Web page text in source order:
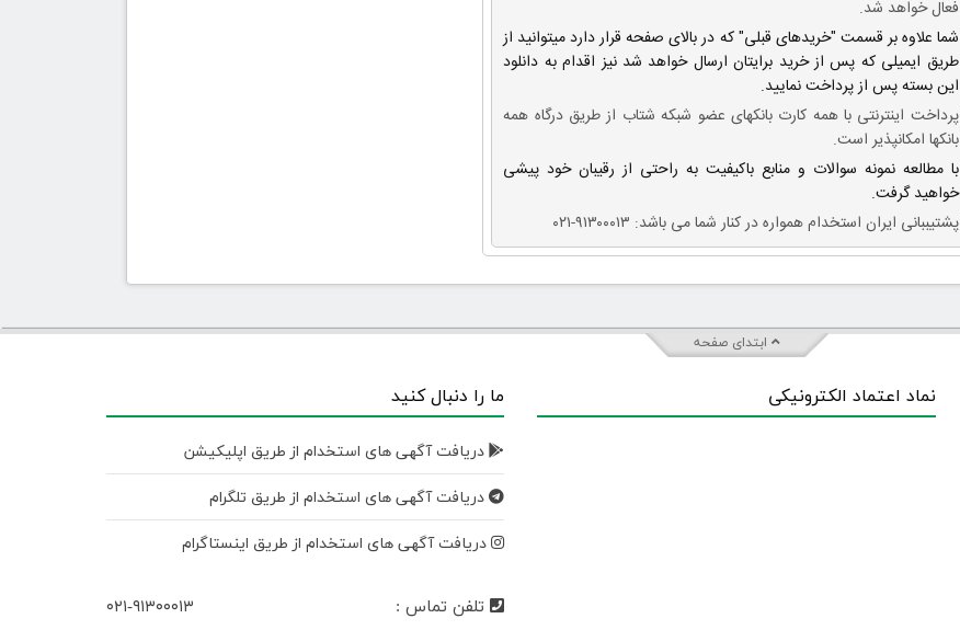
فعال خواهد شد.
شما علاوه بر قسمت "خریدهای قبلی" که در بالای صفحه قرار دارد میتوانید از
طریق ایمیلی که پس از خرید برایتان ارسال خواهد شد نیز اقدام به دانلود
این بسته پس از پرداخت نمایید.
پرداخت اینترنتی با همه کارت بانکهای عضو شبکه شتاب از طریق درگاه همه
بانکها امکانپذیر است.
با مطالعه نمونه سوالات و منابع باکیفیت به راحتی از رقیبان خود پیشی
خواهید گرفت.
پشتیببانی ایران استخدام همواره در کنار شما می باشد: ۹۱۳۰۰۰۱۳-۰۲۱
ابتدای صفحه
نماد اعتماد الکترونیکی ما را دنبال کنید
دریافت آگهی های استخدام از طریق اپلیکیشن
دریافت آگهی های استخدام از طریق تلگرام
دریافت آگهی های استخدام از طریق اینستاگرام
تلفن تماس : ۰۲۱-۹۱۳۰۰۰۱۳